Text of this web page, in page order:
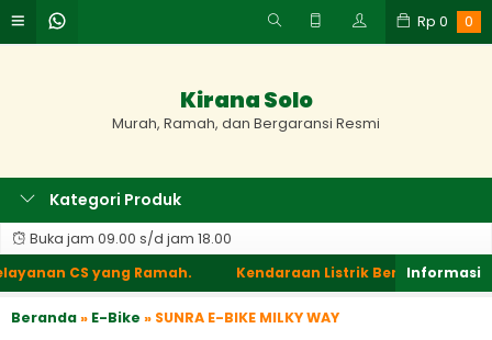
Rp 0 0
Kirana Solo
Murah, Ramah, dan Bergaransi Resmi
Kategori Produk
Buka jam 09.00 s/d jam 18.00
CS yang Ramah.
Kendaraan Listrik Berkualitas,
Beranda» E-Bike » SUNRA E-BIKE MILKY WAY